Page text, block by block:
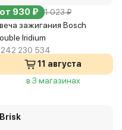
от 930 ₽ 1 023 ₽
зажигания Bosch
Iridium
230 534
11 августа
в 3 магазинах
Brisk